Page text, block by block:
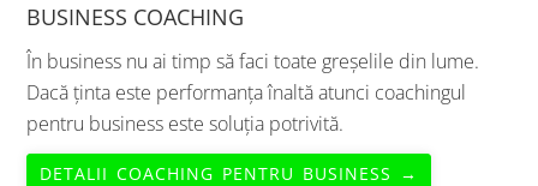
BUSINESS COACHING
În business nu ai timp să faci toate greșelile din lume.
Dacă ținta este performanța înaltă atunci coachingul
pentru business este soluția potrivită.
DETALII COACHING PENTRU BUSINESS →